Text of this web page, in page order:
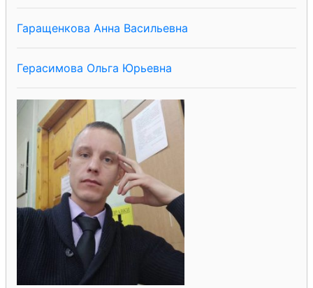
Гаращенкова Анна Васильевна
Герасимова Ольга Юрьевна